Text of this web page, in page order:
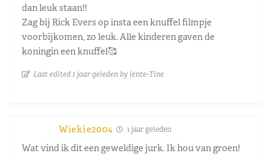
dan leuk staan!!
Zag bij Rick Evers op insta een knuffel filmpje
voorbijkomen, zo leuk. Alle kinderen gaven de
koningin een knuffel🥰
Last edited 1 jaar geleden by lente-Tine
Wiekie2004 1 jaar geleden
Wat vind ik dit een geweldige jurk. Ik hou van groen!